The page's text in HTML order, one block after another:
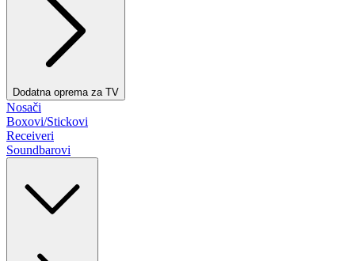
Dodatna oprema za TV
Nosači
Boxovi/Stickovi
Receiveri
Soundbarovi